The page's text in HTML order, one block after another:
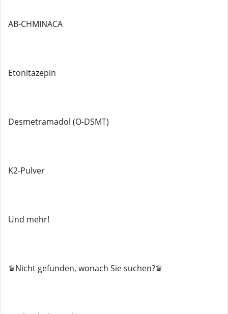
AB-CHMINACA
Etonitazepin
Desmetramadol (O-DSMT)
K2-Pulver
Und mehr!
♛Nicht gefunden, wonach Sie suchen?♛